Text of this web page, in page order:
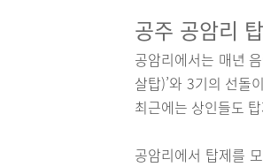
공주 공암리
공암리에서는 매년
살탑)’와 3기의 선돌
최근에는 상인들도
공암리에서 탑제를